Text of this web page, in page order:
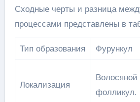
Сходные черты и разница
процессами представлены в
Тип образования Фурункул
Локализация
Волосяной
фолликул.